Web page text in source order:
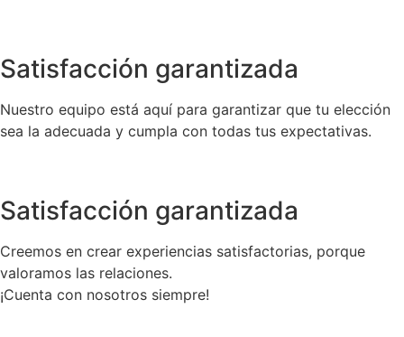
Satisfacción garantizada
Nuestro equipo está aquí para garantizar que tu elección
sea la adecuada y cumpla con todas tus expectativas.
Satisfacción garantizada
Creemos en crear experiencias satisfactorias, porque
valoramos las relaciones.
¡Cuenta con nosotros siempre!